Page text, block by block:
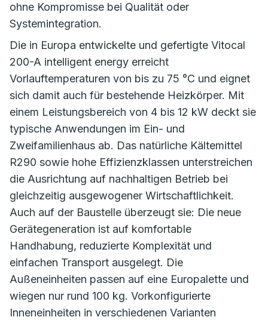
ohne Kompromisse bei Qualität oder
Systemintegration.
Die in Europa entwickelte und gefertigte Vitocal
200-A intelligent energy erreicht
Vorlauftemperaturen von bis zu 75 °C und eignet
sich damit auch für bestehende Heizkörper. Mit
einem Leistungsbereich von 4 bis 12 kW deckt sie
typische Anwendungen im Ein- und
Zweifamilienhaus ab. Das natürliche Kältemittel
R290 sowie hohe Effizienzklassen unterstreichen
die Ausrichtung auf nachhaltigen Betrieb bei
gleichzeitig ausgewogener Wirtschaftlichkeit.
Auch auf der Baustelle überzeugt sie: Die neue
Gerätegeneration ist auf komfortable
Handhabung, reduzierte Komplexität und
einfachen Transport ausgelegt. Die
Außeneinheiten passen auf eine Europalette und
wiegen nur rund 100 kg. Vorkonfigurierte
Inneneinheiten in verschiedenen Varianten